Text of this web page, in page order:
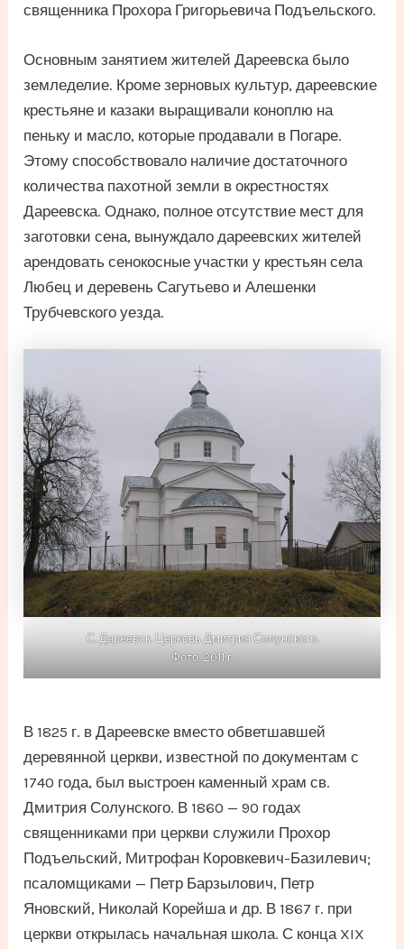
священника Прохора Григорьевича Подъельского.
Основным занятием жителей Дареевска было
земледелие. Кроме зерновых культур, дареевские
крестьяне и казаки выращивали коноплю на
пеньку и масло, которые продавали в Погаре.
Этому способствовало наличие достаточного
количества пахотной земли в окрестностях
Дареевска. Однако, полное отсутствие мест для
заготовки сена, вынуждало дареевских жителей
арендовать сенокосные участки у крестьян села
Любец и деревень Сагутьево и Алешенки
Трубчевского уезда.
С. Дареевск. Церковь Дмитрия Солунского.
Фото. 2011 г.
В 1825 г. в Дареевске вместо обветшавшей
деревянной церкви, известной по документам с
1740 года, был выстроен каменный храм св.
Дмитрия Солунского. В 1860 — 90 годах
священниками при церкви служили Прохор
Подъельский, Митрофан Коровкевич-Базилевич;
псаломщиками — Петр Барзылович, Петр
Яновский, Николай Корейша и др. В 1867 г. при
церкви открылась начальная школа. С конца XIX